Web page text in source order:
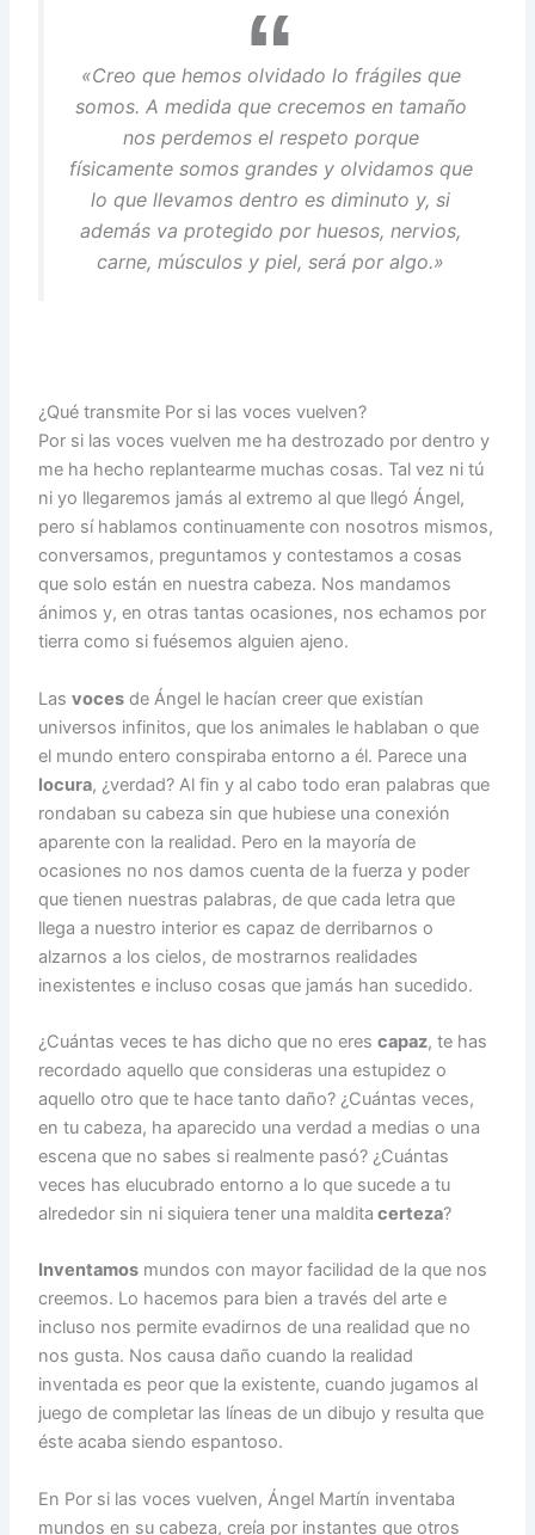
«Creo que hemos olvidado lo frágiles que
somos. A medida que crecemos en tamaño
nos perdemos el respeto porque
físicamente somos grandes y olvidamos que
lo que llevamos dentro es diminuto y, si
además va protegido por huesos, nervios,
carne, músculos y piel, será por algo.»
¿Qué transmite Por si las voces vuelven?
Por si las voces vuelven me ha destrozado por dentro y
me ha hecho replantearme muchas cosas. Tal vez ni tú
ni yo llegaremos jamás al extremo al que llegó Ángel,
pero sí hablamos continuamente con nosotros mismos,
conversamos, preguntamos y contestamos a cosas
que solo están en nuestra cabeza. Nos mandamos
ánimos y, en otras tantas ocasiones, nos echamos por
tierra como si fuésemos alguien ajeno.
Lasvoces de Ángel le hacían creer que existían
universos infinitos, que los animales le hablaban o que
el mundo entero conspiraba entorno a él. Parece una
locura, ¿verdad? Al fin y al cabo todo eran palabras que
rondaban su cabeza sin que hubiese una conexión
aparente con la realidad. Pero en la mayoría de
ocasiones no nos damos cuenta de la fuerza y poder
que tienen nuestras palabras, de que cada letra que
llega a nuestro interior es capaz de derribarnos o
alzarnos a los cielos, de mostrarnos realidades
inexistentes e incluso cosas que jamás han sucedido.
¿Cuántas veces te has dicho que no erescapaz, te has
recordado aquello que consideras una estupidez o
aquello otro que te hace tanto daño? ¿Cuántas veces,
en tu cabeza, ha aparecido una verdad a medias o una
escena que no sabes si realmente pasó? ¿Cuántas
veces has elucubrado entorno a lo que sucede a tu
alrededor sin ni siquiera tener una maldita certeza?
Inventamos mundos con mayor facilidad de la que nos
creemos. Lo hacemos para bien a través del arte e
incluso nos permite evadirnos de una realidad que no
nos gusta. Nos causa daño cuando la realidad
inventada es peor que la existente, cuando jugamos al
juego de completar las líneas de un dibujo y resulta que
éste acaba siendo espantoso.
En Por si las voces vuelven, Ángel Martín inventaba
mundos en su cabeza, creía por instantes que otros